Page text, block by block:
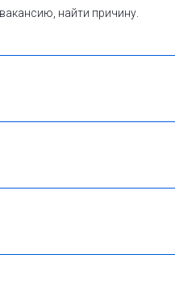
найти причину.